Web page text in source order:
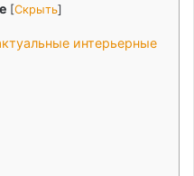
[Скрыть]
интерьерные